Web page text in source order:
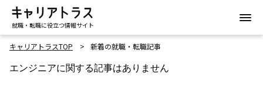
就職・転職に役立つ情報サイト
キャリアトラスTOP 新着の就職・転職記事
エンジニアに関する記事はありません